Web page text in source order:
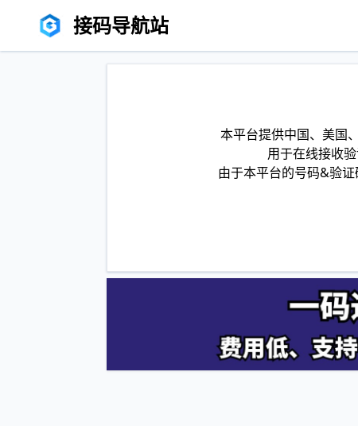
接码导航站
本平台提供中国、美国
用于在线接收
由于本平台的号码&验